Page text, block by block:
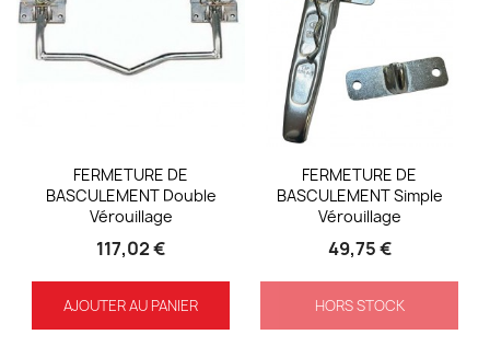
FERMETURE DE
BASCULEMENT Double
Vérouillage
117,02 €
AJOUTER AU PANIER
FERMETURE DE
BASCULEMENT Simple
Vérouillage
49,75 €
HORS STOCK